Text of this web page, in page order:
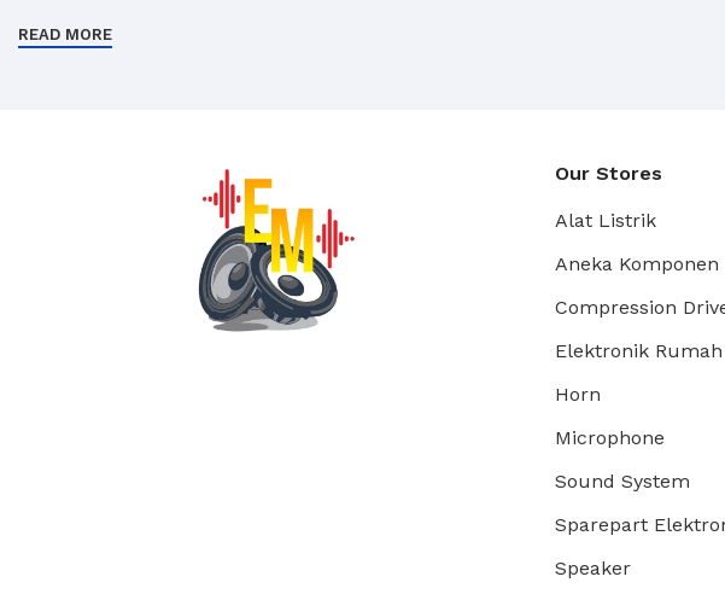
Alat Listrik kami menyediakan Kabel Listrik, Lampu Led, Voltmeter,
Brand Sound System :
ACR Speaker, JIC Speaker, Speaker Ashley, SPL, Phaselab, Aksesoris
Aksesoris Ashley, Legacy, Carman, Prestige.
READ MORE
Our Stores
Alat Listrik
Aneka Komponen
Compression
Elektronik Rumah
Horn
Microphone
Sound System
Sparepart
Speaker